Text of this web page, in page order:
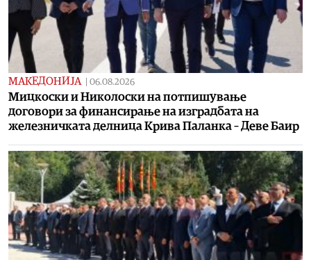
МАКЕДОНИЈА 06.08.2026
Мицкоски и Николоски на потпишување
договори за финансирање на изградбата на
железничката делница Крива Паланка – Деве Баир